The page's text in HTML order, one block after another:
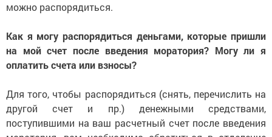
можно распорядиться.
Как я могу распорядиться деньгами, которые пришли
на мой счет после введения моратория? Могу ли я
оплатить счета или взносы?
Для того, чтобы распорядиться (снять, перечислить на
другой счет и пр.) денежными средствами,
поступившими на ваш расчетный счет после введения